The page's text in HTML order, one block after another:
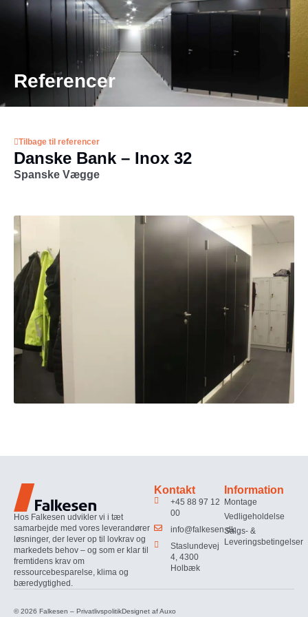
MENU
Referencer
Tilbage til referencer
Danske Bank – Inox 32
Spanske Vægge
Hos Falkesen udvikler vi i tæt
samarbejde med vores leverandører
løsninger, der lever op til lovkrav og
markedets behov – og som er klar til
fremtidens krav om
ressourcebesparelse, klima og
bæredygtighed.
Kontakt
+45 88 97 12
00
info@falkesen.dk
Staslundevej
4, 4300
Holbæk
Information
Montage
Vedligeholdelse
Salgs- &
Leveringsbetingelser
© 2026 Falkesen – PrivatlivspolitikDesignet afAuxo